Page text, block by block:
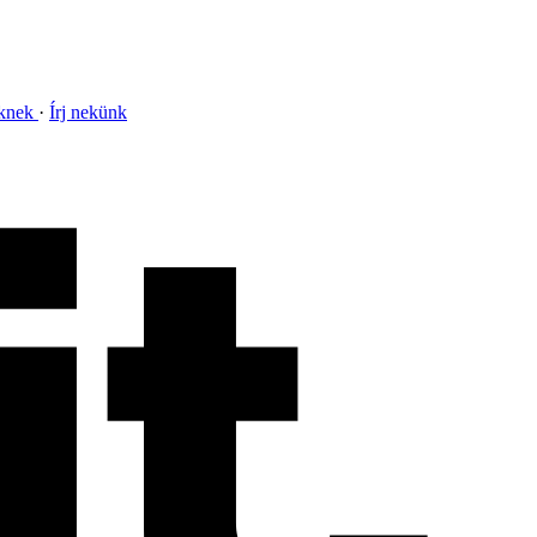
Írj nekünk